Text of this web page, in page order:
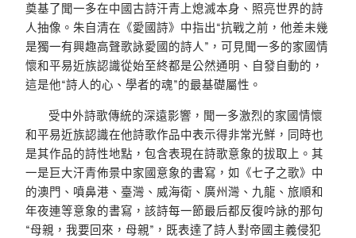
奠基了聞一多在中國古詩汗青上熄滅本身、照亮世界的詩
人抽像。朱自清在《愛國詩》中指出“抗戰之前，他差未幾
是獨一有興趣高聲歌詠愛國的詩人”，可見聞一多的家國情
懷和平易近族認識從始至終都是公然通明、自發自動的，
這是他“詩人的心、學者的魂”的最基礎屬性。
受中外詩歌傳統的深遠影響，聞一多激烈的家國情懷
和平易近族認識在他詩歌作品中表示得非常光鮮，同時也
是其作品的詩性地點，包含表現在詩歌意象的拔取上。其
一是巨大汗青佈景中家國意象的書寫，如《七子之歌》中
的澳門、噴鼻港、臺灣、威海衛、廣州灣、九龍、旅順和
年夜連等意象的書寫，該詩每一節最后都反復吟詠的那句
“母親，我要回來，母親”，既表達了詩人對帝國主義侵犯